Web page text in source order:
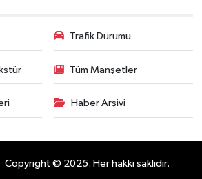
Trafik Durumu
Tüm Manşetler
Haber Arşivi
Copyright © 2025. Her hakkı saklıdır.